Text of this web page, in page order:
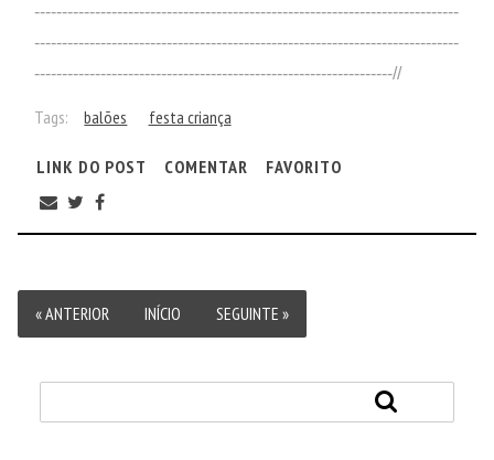
-----------------------------------------------------------------------------
-----------------------------------------------------------------------------
-----------------------------------------------------------------//
Tags: balões festa criança
LINK DO POST COMENTAR FAVORITO
« ANTERIOR INÍCIO SEGUINTE »